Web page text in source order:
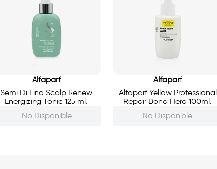
Alfaparf
Semi Di Lino Scalp Renew
Energizing Tonic 125 ml.
No Disponible
Alfaparf
Alfaparf Yellow Professional
Repair Bond Hero 100ml.
No Disponible